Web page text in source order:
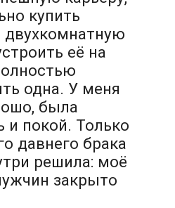
купить
двухкомнатную
её на
одна. У меня
была
и покой. Только
давнего брака
решила: моё
закрыто